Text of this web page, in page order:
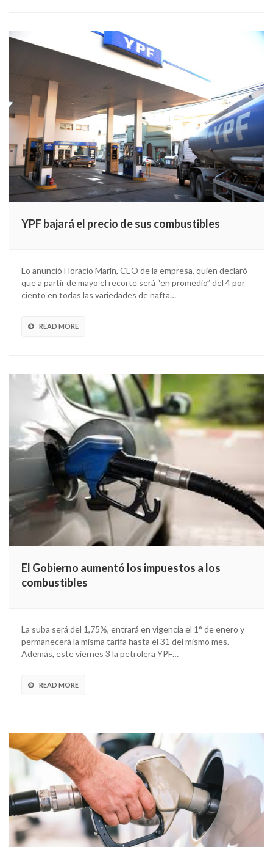
YPF bajará el precio de sus combustibles
Lo anunció Horacio Marín, CEO de la empresa, quien declaró
que a partir de mayo el recorte será “en promedio” del 4 por
ciento en todas las variedades de nafta…
READ MORE
El Gobierno aumentó los impuestos a los
combustibles
La suba será del 1,75%, entrará en vigencia el 1° de enero y
permanecerá la misma tarifa hasta el 31 del mismo mes.
Además, este viernes 3 la petrolera YPF…
READ MORE